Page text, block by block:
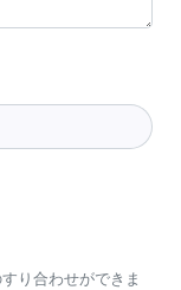
り合わせができま